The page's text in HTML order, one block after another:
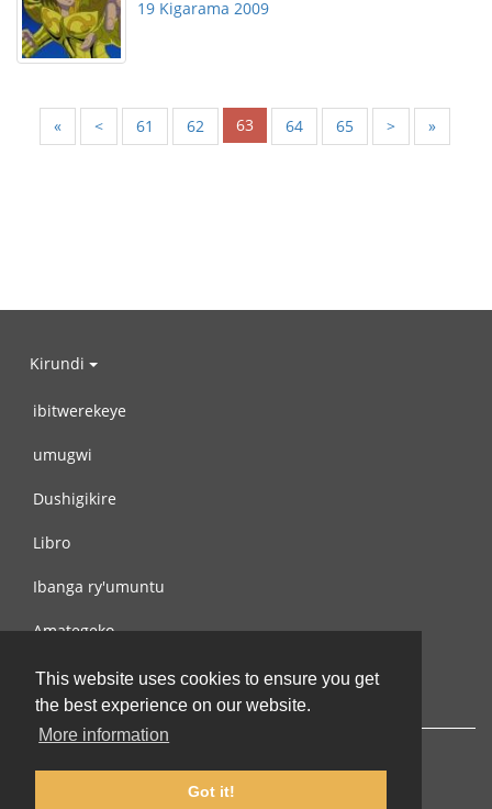
This website uses cookies to ensure you get
the best experience on our website.
More information
Got it!
19 Kigarama 2009
« < 61 62 63 64 65 > »
Kirundi
ibitwerekeye
umugwi
Dushigikire
Libro
Ibanga ry'umuntu
Amategeko
Turondere